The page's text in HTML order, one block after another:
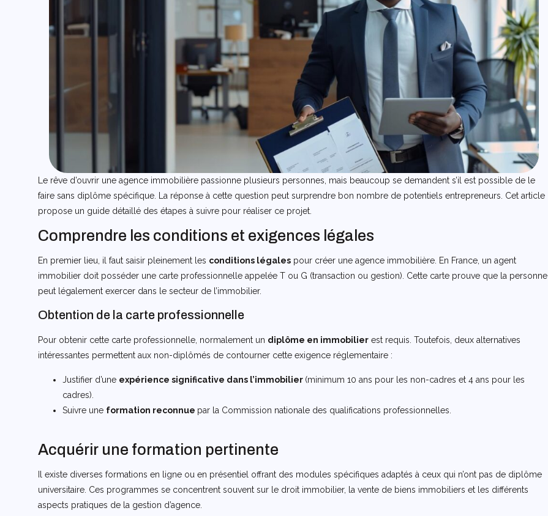
Le rêve d’ouvrir une agence immobilière passionne plusieurs personnes, mais beaucoup se demandent s’il est possible de le
faire sans diplôme spécifique. La réponse à cette question peut surprendre bon nombre de potentiels entrepreneurs. Cet article
propose un guide détaillé des étapes à suivre pour réaliser ce projet.
Comprendre les conditions et exigences légales
En premier lieu, il faut saisir pleinement les conditions légales pour créer une agence immobilière. En France, un agent
immobilier doit posséder une carte professionnelle appelée T ou G (transaction ou gestion). Cette carte prouve que la personne
peut légalement exercer dans le secteur de l’immobilier.
Obtention de la carte professionnelle
Pour obtenir cette carte professionnelle, normalement un diplôme en immobilier est requis. Toutefois, deux alternatives
intéressantes permettent aux non-diplômés de contourner cette exigence réglementaire :
Justifier d’une expérience significative dans l’immobilier (minimum 10 ans pour les non-cadres et 4 ans pour les
cadres).
Suivre une formation reconnue par la Commission nationale des qualifications professionnelles.
Acquérir une formation pertinente
Il existe diverses formations en ligne ou en présentiel offrant des modules spécifiques adaptés à ceux qui n’ont pas de diplôme
universitaire. Ces programmes se concentrent souvent sur le droit immobilier, la vente de biens immobiliers et les différents
aspects pratiques de la gestion d’agence.